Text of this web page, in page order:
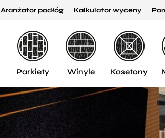
Aranżator podłóg Kalkulator wyceny
Parkiety Winyle Kasetony